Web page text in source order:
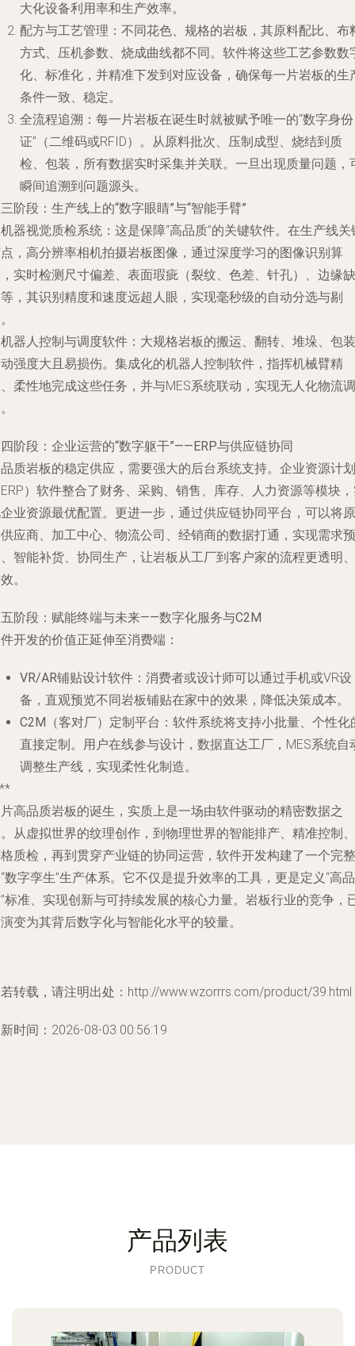
大化设备利用率和生产效率。
配方与工艺管理 ：不同花色、规格的岩板，其原料配比、布
方式、压机参数、烧成曲线都不同。软件将这些工艺参数数
化、标准化，并精准下发到对应设备，确保每一片岩板的生
条件一致、稳定。
全流程追溯 ：每一片岩板在诞生时就被赋予唯一的“数字身份
证”（二维码或RFID）。从原料批次、压制成型、烧结到质
检、包装，所有数据实时采集并关联。一旦出现质量问题，
瞬间追溯到问题源头。
阶段：生产线上的“数字眼睛”与“智能手臂”
机器视觉质检系统 ：这是保障“高品质”的关键软件。在生产线关
，高分辨率相机拍摄岩板图像，通过深度学习的图像识别算
实时检测尺寸偏差、表面瑕疵（裂纹、色差、针孔）、边缘缺
，其识别精度和速度远超人眼，实现毫秒级的自动分选与剔
机器人控制与调度软件 ：大规格岩板的搬运、翻转、堆垛、包装
强度大且易损伤。集成化的机器人控制软件，指挥机械臂精
柔性地完成这些任务，并与MES系统联动，实现无人化物流调
阶段：企业运营的“数字躯干”——ERP与供应链协同
质岩板的稳定供应，需要强大的后台系统支持。企业资源计划
）软件整合了财务、采购、销售、库存、人力资源等模块
业资源最优配置。更进一步，通过供应链协同平台 ，可以将原
应商、加工中心、物流公司、经销商的数据打通，实现需求预
智能补货、协同生产，让岩板从工厂到客户家的流程更透明、
。
阶段：赋能终端与未来——数字化服务与C2M
开发的价值正延伸至消费端：
VR/AR铺贴设计软件 ：消费者或设计师可以通过手机或VR设
备，直观预览不同岩板铺贴在家中的效果，降低决策成本。
C2M（客对厂）定制平台 ：软件系统将支持小批量、个性化
直接定制。用户在线参与设计，数据直达工厂，MES系统自
调整生产线，实现柔性化制造。
高品质岩板的诞生，实质上是一场由软件驱动的精密数据之
从虚拟世界的纹理创作，到物理世界的智能排产、精准控制、
质检，再到贯穿产业链的协同运营，软件开发构建了一个完整
数字孪生”生产体系。它不仅是提升效率的工具，更是定义“高品
标准、实现创新与可持续发展的核心力量。岩板行业的竞争，
变为其背后数字化与智能化水平的较量。
转载，请注明出处：http://www.wzorrrs.com/product/39.html
时间：2026-08-03 00:56:19
产品列表
PRODUCT